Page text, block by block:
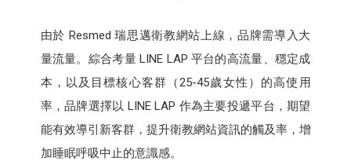
由於 Resmed 瑞思邁衛教網站上線，品牌需導入大
量流量。綜合考量 LINE LAP 平台的高流量、穩定成
本，以及目標核心客群（25-45歲女性）的高使用
率，品牌選擇以 LINE LAP 作為主要投遞平台，期望
能有效導引新客群，提升衛教網站資訊的觸及率，增
加睡眠呼吸中止的意識感。